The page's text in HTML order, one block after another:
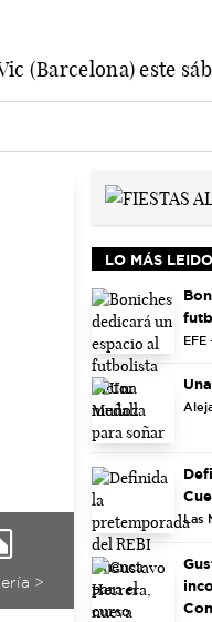
(Barcelona) este
>
LO MÁS
Las